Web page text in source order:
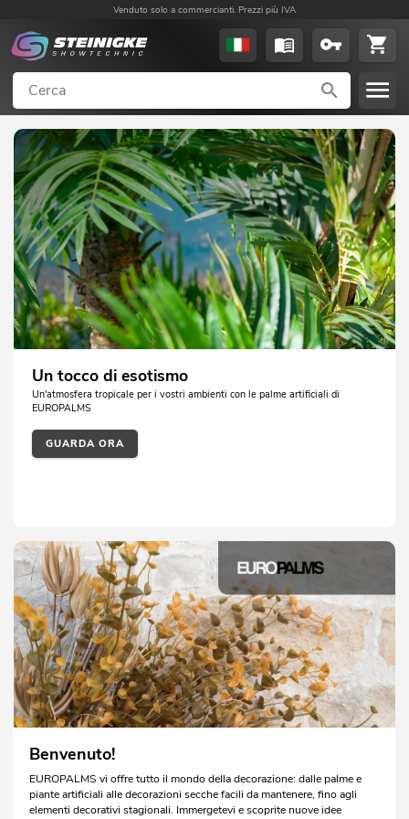
Venduto solo a commercianti. Prezzi più IVA
Un tocco di esotismo
Un'atmosfera tropicale per i vostri ambienti con le palme artificiali di
EUROPALMS
GUARDA ORA
Benvenuto!
EUROPALMS vi offre tutto il mondo della decorazione: dalle palme e
piante artificiali alle decorazioni secche facili da mantenere, fino agli
elementi decorativi stagionali. Immergetevi e scoprite nuove idee